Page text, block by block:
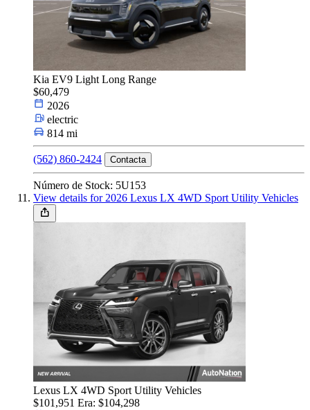
Kia EV9 Light Long Range
$60,479
2026
electric
814 mi
(562) 860-2424 Contacta
Número de Stock: 5U153
View details for 2026 Lexus LX 4WD Sport Utility Vehicles
Lexus LX 4WD Sport Utility Vehicles
$101,951 Era: $104,298